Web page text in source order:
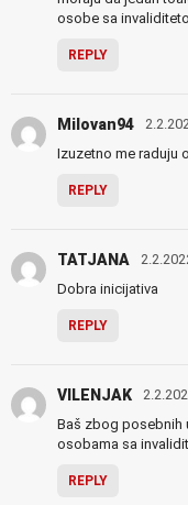
osobe sa
REPLY
Milovan94
Izuzetno me raduju
REPLY
TATJANA
Dobra inicijativa
REPLY
VILENJAK
Baš zbog posebnih
osobama sa
REPLY